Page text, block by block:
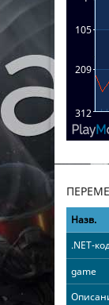
Назв.
.NET-
game